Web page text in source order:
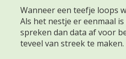
Wanneer een teefje loops
Als het nestje er eenmaal
spreken dan data af voor
teveel van streek te maken.